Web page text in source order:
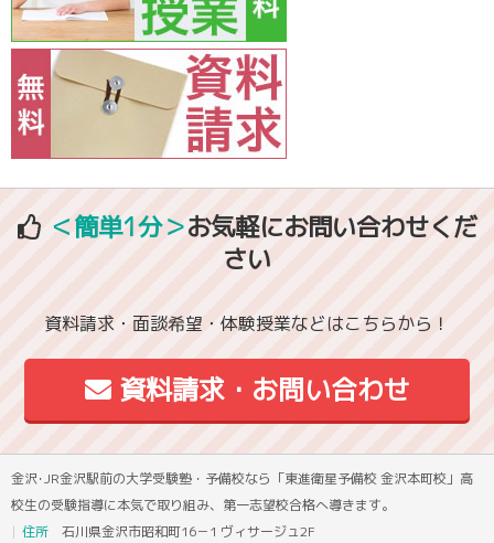
＜簡単1分＞お気軽にお問い合わせくだ
さい
資料請求・面談希望・体験授業などはこちらから！
資料請求・お問い合わせ
金沢･JR金沢駅前の大学受験塾・予備校なら「東進衛星予備校 金沢本町校」高
校生の受験指導に本気で取り組み、第一志望校合格へ導きます。
住所 石川県金沢市昭和町16－1 ヴィサージュ2F